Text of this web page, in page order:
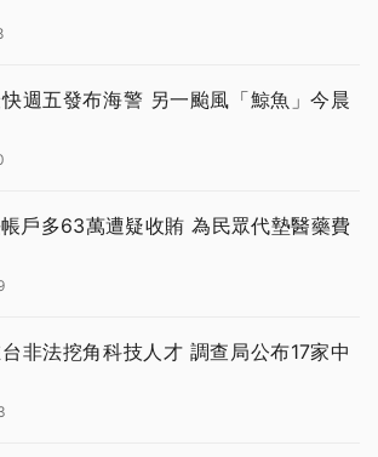
週五發布海警 另一颱風「鯨魚」今晨
戶多63萬遭疑收賄 為民眾代墊醫藥費
非法挖角科技人才 調查局公布17家中